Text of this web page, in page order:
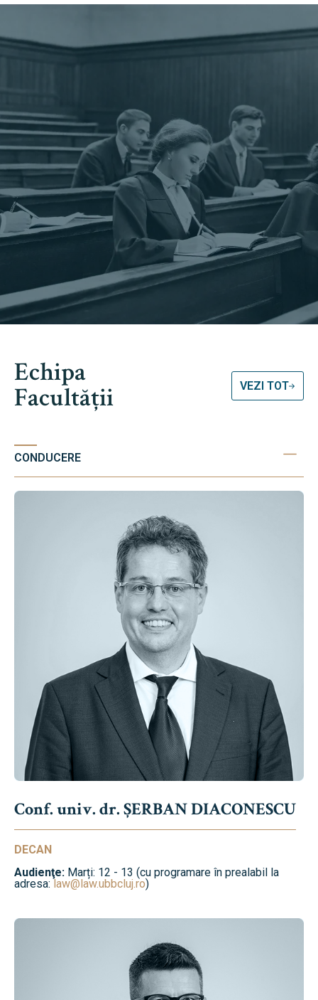
Echipa
Facultății VEZI TOT
CONDUCERE
Conf. univ. dr. ȘERBAN DIACONESCU
DECAN
Audienţe: Marți: 12 - 13 (cu programare în prealabil la
adresa:law@law.ubbcluj.ro)